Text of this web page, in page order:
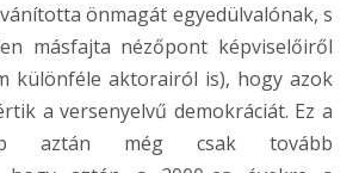
önmagát egyedülvalónak, s
másfajta nézőpont képviselőiről
különféle aktorairól is), hogy azok
a versenyelvű demokráciát. Ez a
aztán még csak tovább